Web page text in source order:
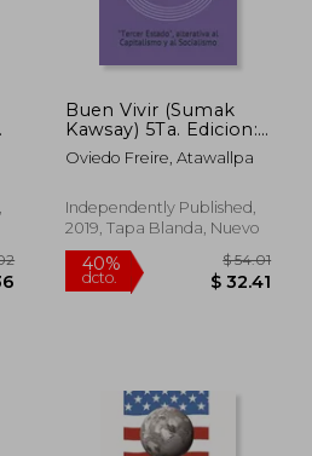
Buen Vivir (Sumak
Kawsay) 5Ta. Edicion:
"Tercer Estado",
Alterativa al
Socialismo
Oviedo Freire, Atawallpa
Independently Published,
2019, Tapa Blanda, Nuevo